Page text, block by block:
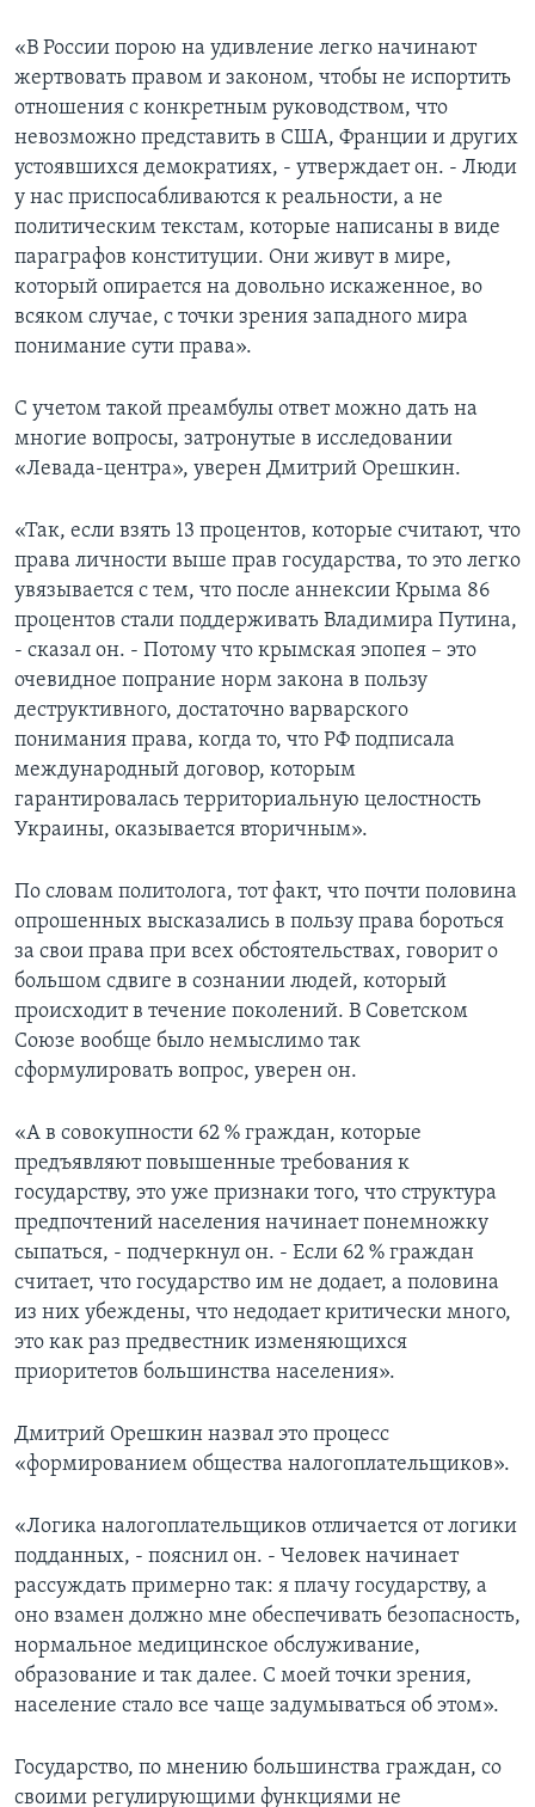
«В России порою на удивление легко начинают
жертвовать правом и законом, чтобы не испортить
отношения с конкретным руководством, что
невозможно представить в США, Франции и других
устоявшихся демократиях, - утверждает он. - Люди
у нас приспосабливаются к реальности, а не
политическим текстам, которые написаны в виде
параграфов конституции. Они живут в мире,
который опирается на довольно искаженное, во
всяком случае, с точки зрения западного мира
понимание сути права».
С учетом такой преамбулы ответ можно дать на
многие вопросы, затронутые в исследовании
«Левада-центра», уверен Дмитрий Орешкин.
«Так, если взять 13 процентов, которые считают, что
права личности выше прав государства, то это легко
увязывается с тем, что после аннексии Крыма 86
процентов стали поддерживать Владимира Путина,
- сказал он. - Потому что крымская эпопея – это
очевидное попрание норм закона в пользу
деструктивного, достаточно варварского
понимания права, когда то, что РФ подписала
международный договор, которым
гарантировалась территориальную целостность
Украины, оказывается вторичным».
По словам политолога, тот факт, что почти половина
опрошенных высказались в пользу права бороться
за свои права при всех обстоятельствах, говорит о
большом сдвиге в сознании людей, который
происходит в течение поколений. В Советском
Союзе вообще было немыслимо так
сформулировать вопрос, уверен он.
«А в совокупности 62 % граждан, которые
предъявляют повышенные требования к
государству, это уже признаки того, что структура
предпочтений населения начинает понемножку
сыпаться, - подчеркнул он. - Если 62 % граждан
считает, что государство им не додает, а половина
из них убеждены, что недодает критически много,
это как раз предвестник изменяющихся
приоритетов большинства населения».
Дмитрий Орешкин назвал это процесс
«формированием общества налогоплательщиков».
«Логика налогоплательщиков отличается от логики
подданных, - пояснил он. - Человек начинает
рассуждать примерно так: я плачу государству, а
оно взамен должно мне обеспечивать безопасность,
нормальное медицинское обслуживание,
образование и так далее. С моей точки зрения,
население стало все чаще задумываться об этом».
Государство, по мнению большинства граждан, со
своими регулирующими функциями не